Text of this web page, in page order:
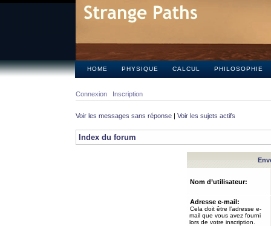
HOME PHYSIQUE CALCUL PHILOSOPHIE
Connexion Inscription
Voir les messages sans réponse | Voir les sujets actifs
Index du forum
Nom d’utilisateur:
Adresse e-mail:
Cela doit être l’adresse e-
mail que vous avez fourni
lors de votre inscription.